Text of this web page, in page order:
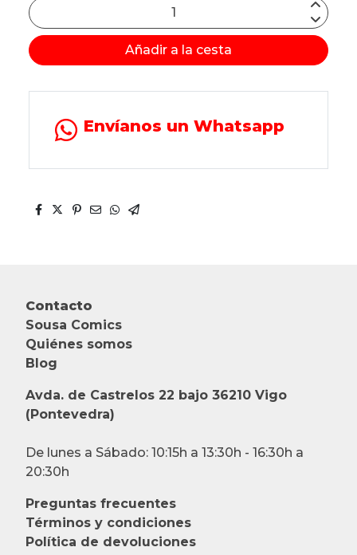
Añadir a la cesta
Envíanos un Whatsapp
Contacto
Sousa Comics
Quiénes somos
Blog
Avda. de Castrelos 22 bajo 36210 Vigo
(Pontevedra)
De lunes a Sábado: 10:15h a 13:30h - 16:30h a
20:30h
Preguntas frecuentes
Términos y condiciones
Política de devoluciones